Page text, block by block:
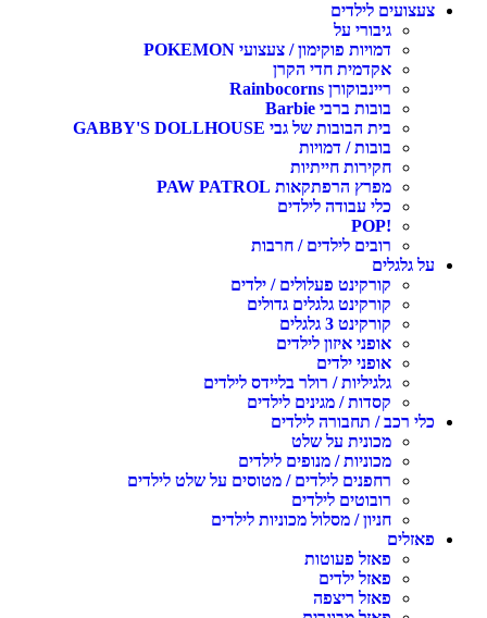
צעצועים לילדים
גיבורי על
דמויות פוקימון / צעצועי POKEMON
אקדמית חדי הקרן
ריינבוקורן Rainbocorns
בובות ברבי Barbie
בית הבובות של גבי GABBY'S DOLLHOUSE
בובות / דמויות
חקירות חייתיות
מפרץ הרפתקאות PAW PATROL
כלי עבודה לילדים
!POP
רובים לילדים / חרבות
על גלגלים
קורקינט פעלולים / ילדים
קורקינט גלגלים גדולים
קורקינט 3 גלגלים
אופני איזון לילדים
אופני ילדים
גלגיליות / רולר בליידס לילדים
קסדות / מגינים לילדים
כלי רכב / תחבורה לילדים
מכונית על שלט
מכוניות / מנופים לילדים
רחפנים לילדים / מטוסים על שלט לילדים
רובוטים לילדים
חניון / מסלול מכוניות לילדים
פאזלים
פאזל פעוטות
פאזל ילדים
פאזל ריצפה